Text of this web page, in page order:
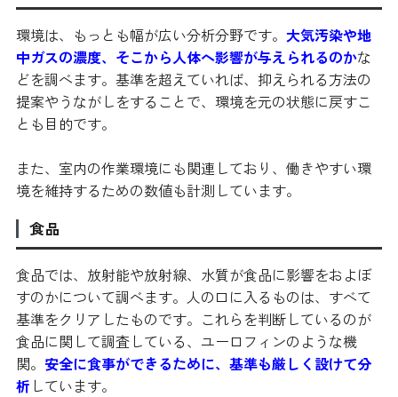
環境は、もっとも幅が広い分析分野です。 大気汚染や地
中ガスの濃度、そこから人体へ影響が与えられるのかな
どを調べます。基準を超えていれば、抑えられる方法の
提案やうながしをすることで、環境を元の状態に戻すこ
とも目的です。
また、室内の作業環境にも関連しており、働きやすい環
境を維持するための数値も計測しています。
食品
食品では、放射能や放射線、水質が食品に影響をおよぼ
すのかについて調べます。人の口に入るものは、すべて
基準をクリアしたものです。これらを判断しているのが
食品に関して調査している、ユーロフィンのような機
関。 安全に食事ができるために、基準も厳しく設けて分
析 しています。